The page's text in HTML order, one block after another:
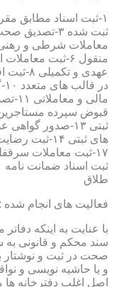
طلاق
فعالیت های انجام شده :
با عنایت به اینکه
سند محکم و قانونی به
صحت در ثبت و نوشتار
و یا حاشیه نویسی و
اصل اغلب دفترخانه ها